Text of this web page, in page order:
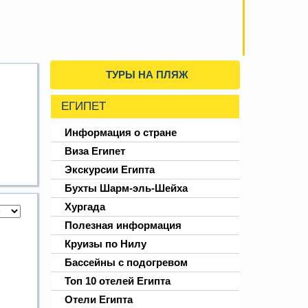
ТУРЫ НА ПЛЯЖ
ЕГИПЕТ
Информация о стране
Виза Египет
Экскурсии Египта
Бухты Шарм-эль-Шейха
Хургада
Полезная информация
Круизы по Нилу
Бассейны с подогревом
Топ 10 отелей Египта
Отели Египта